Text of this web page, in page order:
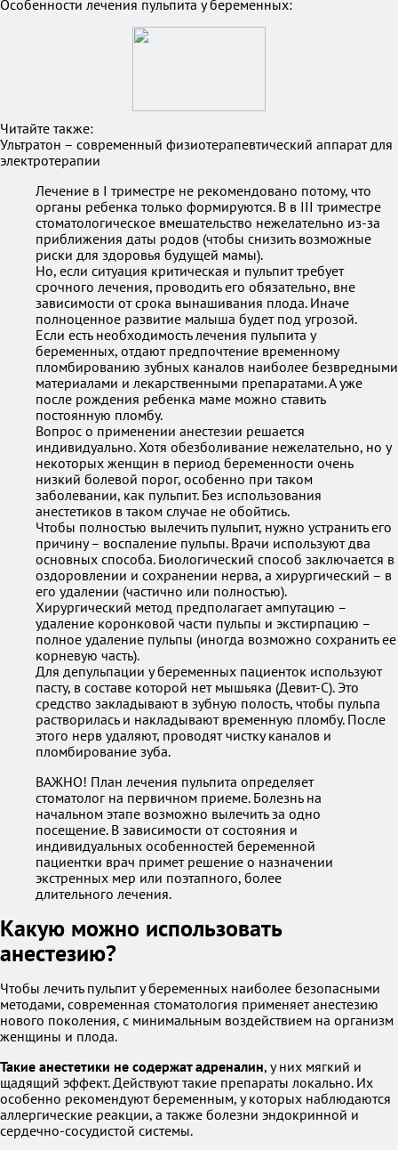
Особенности лечения пульпита у беременных:
Читайте также:
Ультратон – современный физиотерапевтический аппарат для
электротерапии
Лечение в I триместре не рекомендовано потому, что
органы ребенка только формируются. В в III триместре
стоматологическое вмешательство нежелательно из-за
приближения даты родов (чтобы снизить возможные
риски для здоровья будущей мамы).
Но, если ситуация критическая и пульпит требует
срочного лечения, проводить его обязательно, вне
зависимости от срока вынашивания плода. Иначе
полноценное развитие малыша будет под угрозой.
Если есть необходимость лечения пульпита у
беременных, отдают предпочтение временному
пломбированию зубных каналов наиболее безвредными
материалами и лекарственными препаратами. А уже
после рождения ребенка маме можно ставить
постоянную пломбу.
Вопрос о применении анестезии решается
индивидуально. Хотя обезболивание нежелательно, но у
некоторых женщин в период беременности очень
низкий болевой порог, особенно при таком
заболевании, как пульпит. Без использования
анестетиков в таком случае не обойтись.
Чтобы полностью вылечить пульпит, нужно устранить его
причину – воспаление пульпы. Врачи используют два
основных способа. Биологический способ заключается в
оздоровлении и сохранении нерва, а хирургический – в
его удалении (частично или полностью).
Хирургический метод предполагает ампутацию –
удаление коронковой части пульпы и экстирпацию –
полное удаление пульпы (иногда возможно сохранить ее
корневую часть).
Для депульпации у беременных пациенток используют
пасту, в составе которой нет мышьяка (Девит-С). Это
средство закладывают в зубную полость, чтобы пульпа
растворилась и накладывают временную пломбу. После
этого нерв удаляют, проводят чистку каналов и
пломбирование зуба.
ВАЖНО! План лечения пульпита определяет
стоматолог на первичном приеме. Болезнь на
начальном этапе возможно вылечить за одно
посещение. В зависимости от состояния и
индивидуальных особенностей беременной
пациентки врач примет решение о назначении
экстренных мер или поэтапного, более
длительного лечения.
Какую можно использовать
анестезию?
Чтобы лечить пульпит у беременных наиболее безопасными
методами, современная стоматология применяет анестезию
нового поколения, с минимальным воздействием на организм
женщины и плода.
Такие анестетики не содержат адреналин, у них мягкий и
щадящий эффект. Действуют такие препараты локально. Их
особенно рекомендуют беременным, у которых наблюдаются
аллергические реакции, а также болезни эндокринной и
сердечно-сосудистой системы.